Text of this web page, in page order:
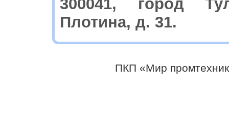
300041, город
Плотина, д. 31.
ПКП «Мир